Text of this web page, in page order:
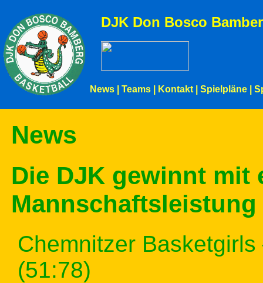
DJK Don Bosco
News Teams Kontakt Spielpläne
News
Die DJK gewinnt mit
Chemnitzer
(51:78)